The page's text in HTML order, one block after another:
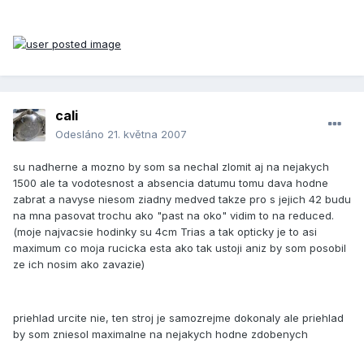
cali
Odesláno 21. května 2007
su nadherne a mozno by som sa nechal zlomit aj na nejakych
1500 ale ta vodotesnost a absencia datumu tomu dava hodne
zabrat a navyse niesom ziadny medved takze pro s jejich 42 budu
na mna pasovat trochu ako "past na oko" vidim to na reduced.
(moje najvacsie hodinky su 4cm Trias a tak opticky je to asi
maximum co moja rucicka esta ako tak ustoji aniz by som posobil
ze ich nosim ako zavazie)
priehlad urcite nie, ten stroj je samozrejme dokonaly ale priehlad
by som zniesol maximalne na nejakych hodne zdobenych